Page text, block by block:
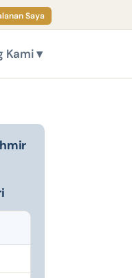
Saya
Kami